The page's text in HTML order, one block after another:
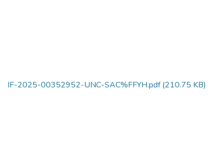
IF-2025-00352952-UNC-SAC%FFYH.pdf(210.75 KB)